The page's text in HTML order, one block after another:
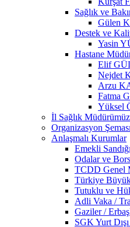
Sağlık ve
Gülen
Destek ve
Yasin
Hastane
Elif
Nejdet
Arzu
Fatma
Yüksel
İl Sağlık Müdürümüz
Organizasyon Şeması
Anlaşmalı Kurumlar
Emekli Sandığı
Odalar ve
TCDD Genel
Türkiye
Tutuklu ve
Adli Vaka /
Gaziler /
SGK Yurt